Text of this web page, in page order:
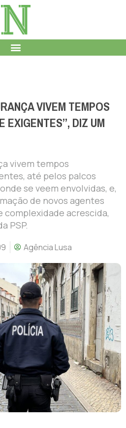
VIVEM TEMPOS
EXIGENTES”, DIZ UM
vivem tempos
até pelos palcos
se veem envolvidas, e,
de novos agentes
complexidade acrescida,
PSP.
Agência Lusa